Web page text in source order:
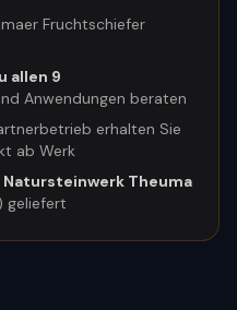
Fruchtschiefer
allen 9
Anwendungen beraten
erhalten Sie
ab Werk
Natursteinwerk Theuma
geliefert